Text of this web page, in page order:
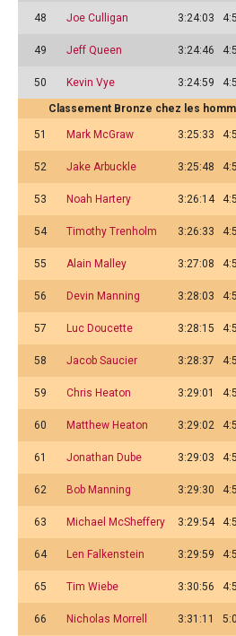
48 Joe Culligan 3:24:03
49 Jeff Queen 3:24:46
50 Kevin Vye 3:24:59
Classement Bronze chez les
51 Mark McGraw 3:25:33
52 Jake Arbuckle 3:25:48
53 Noah Hartery 3:26:14
54 Timothy Trenholm 3:26:33
55 Alain Malley 3:27:08
56 Devin Manning 3:28:03
57 Luc Doucette 3:28:15
58 Jacob Saucier 3:28:37
59 Chris Heaton 3:29:01
60 Matthew Heaton 3:29:02
61 Jonathan Dube 3:29:03
62 Bob Manning 3:29:30
63 Michael McSheffery 3:29:54
64 Len Falkenstein 3:29:59
65 Tim Wiebe 3:30:56
66 Nicholas Morrell 3:31:11